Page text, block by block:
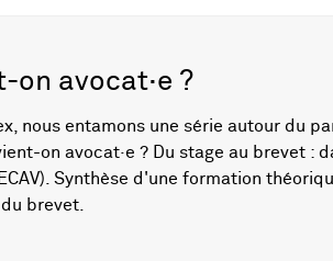
on avocat·e ?
nous entamons une série autour du
on avocat·e ? Du stage au brevet :
Synthèse d'une formation
brevet.